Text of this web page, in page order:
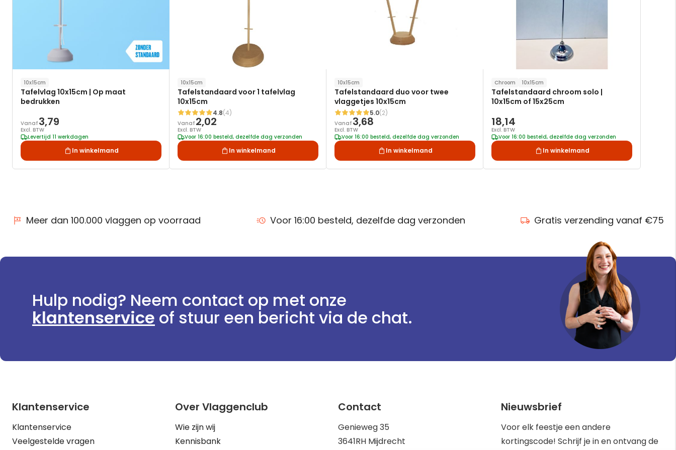
10x15cm
Tafelvlag 10x15cm | Op maat
bedrukken
Vanaf 3,79
Excl. BTW
Levertijd 11 werkdagen
In winkelmand
10x15cm
Tafelstandaard voor 1 tafelvlag
10x15cm
Waardering:4.8(4)
Vanaf 2,02
Excl. BTW
Voor 16:00 besteld, dezelfde dag verzonden
In winkelmand
10x15cm
Tafelstandaard duo voor twee
vlaggetjes 10x15cm
Waardering:
5.0(2)
Vanaf 3,68
Excl. BTW
Voor 16:00 besteld, dezelfde dag verzonden
In winkelmand
Chroom 10x15cm
Tafelstandaard chroom solo |
10x15cm of 15x25cm
18,14
Excl. BTW
Voor 16:00 besteld, dezelfde dag verzonden
In winkelmand
Meer dan 100.000 vlaggen op voorraad Voor 16:00 besteld, dezelfde dag verzonden Gratis verzending vanaf €75
Hulp nodig? Neem contact op met onze
klantenservice of stuur een bericht via de chat.
Klantenservice
Klantenservice
Veelgestelde vragen
Over Vlaggenclub
Wie zijn wij
Kennisbank
Contact
Genieweg 35
3641RH Mijdrecht
Nieuwsbrief
Voor elk feestje een andere
kortingscode! Schrijf je in en ontvang de